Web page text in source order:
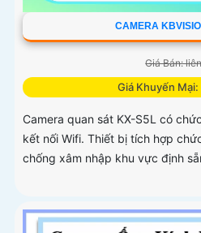
CAMERA
Giá Bán:
Giá Khuyến
Camera quan sát KX-S5L có
kết nối Wifi. Thiết bị tích hợp
chống xâm nhập khu vực định